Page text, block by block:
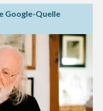
Google-Quelle